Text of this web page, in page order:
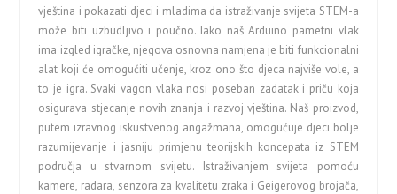
vještina i pokazati djeci i mladima da istraživanje svijeta STEM-a
može biti uzbudljivo i poučno. Iako naš Arduino pametni vlak
ima izgled igračke, njegova osnovna namjena je biti funkcionalni
alat koji će omogućiti učenje, kroz ono što djeca najviše vole, a
to je igra. Svaki vagon vlaka nosi poseban zadatak i priču koja
osigurava stjecanje novih znanja i razvoj vještina. Naš proizvod,
putem izravnog iskustvenog angažmana, omogućuje djeci bolje
razumijevanje i jasniju primjenu teorijskih koncepata iz STEM
područja u stvarnom svijetu. Istraživanjem svijeta pomoću
kamere, radara, senzora za kvalitetu zraka i Geigerovog brojača,